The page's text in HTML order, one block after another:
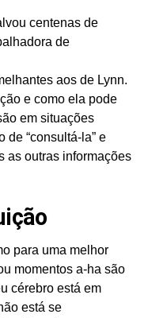
centenas de
de
aos de Lynn.
e como ela pode
em situações
de “consultá-la” e
as outras informações
para uma melhor
momentos a-ha são
cérebro está em
está se